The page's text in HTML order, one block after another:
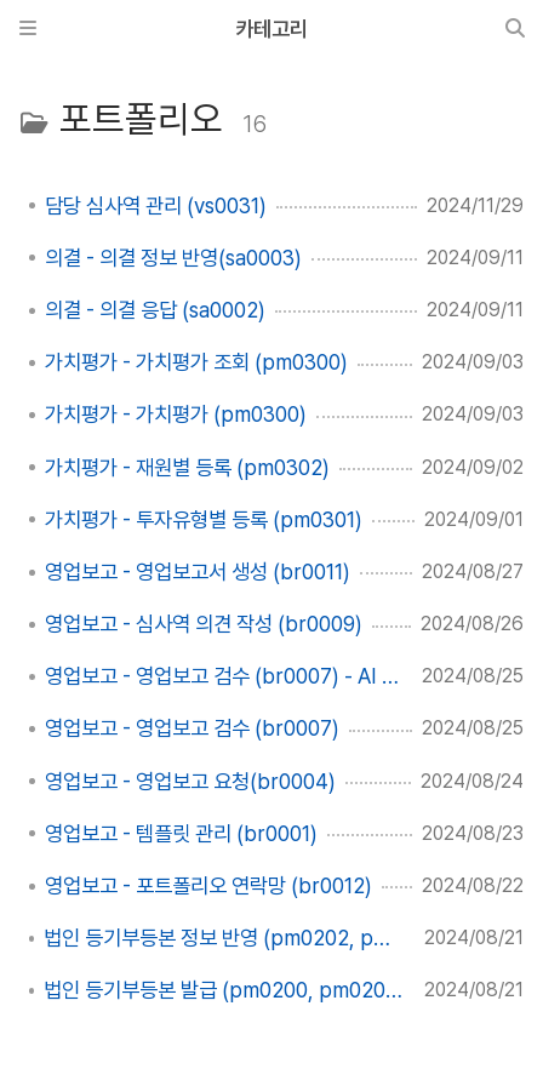
카테고리
포트폴리오 16
담당 심사역 관리 (vs0031) 2024/11/29
의결 - 의결 정보 반영(sa0003) 2024/09/11
의결 - 의결 응답 (sa0002) 2024/09/11
가치평가 - 가치평가 조회 (pm0300) 2024/09/03
가치평가 - 가치평가 (pm0300) 2024/09/03
가치평가 - 재원별 등록 (pm0302) 2024/09/02
가치평가 - 투자유형별 등록 (pm0301) 2024/09/01
영업보고 - 영업보고서 생성 (br0011) 2024/08/27
영업보고 - 심사역 의견 작성 (br0009) 2024/08/26
영업보고 - 영업보고 검수 (br0007) - AI 검수 2024/08/25
영업보고 - 영업보고 검수 (br0007) 2024/08/25
영업보고 - 영업보고 요청(br0004) 2024/08/24
영업보고 - 템플릿 관리 (br0001) 2024/08/23
영업보고 - 포트폴리오 연락망 (br0012) 2024/08/22
법인 등기부등본 정보 반영 (pm0202, pm0203) 2024/08/21
법인 등기부등본 발급 (pm0200, pm0201, pm0202) 2024/08/21